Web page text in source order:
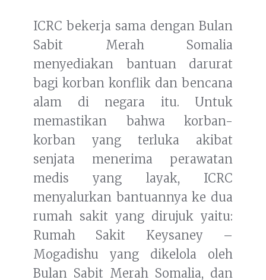
ICRC bekerja sama dengan Bulan
Sabit Merah Somalia
menyediakan bantuan darurat
bagi korban konflik dan bencana
alam di negara itu. Untuk
memastikan bahwa korban-
korban yang terluka akibat
senjata menerima perawatan
medis yang layak, ICRC
menyalurkan bantuannya ke dua
rumah sakit yang dirujuk yaitu:
Rumah Sakit Keysaney –
Mogadishu yang dikelola oleh
Bulan Sabit Merah Somalia, dan